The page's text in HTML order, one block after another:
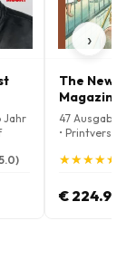
Jahr
The New
Magazine
47 Ausgaben
• Printversion
★
★★
★★
★★
★★
★
€ 224.95
›